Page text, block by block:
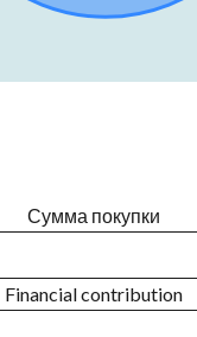
Сумма покупки
Financial contribution